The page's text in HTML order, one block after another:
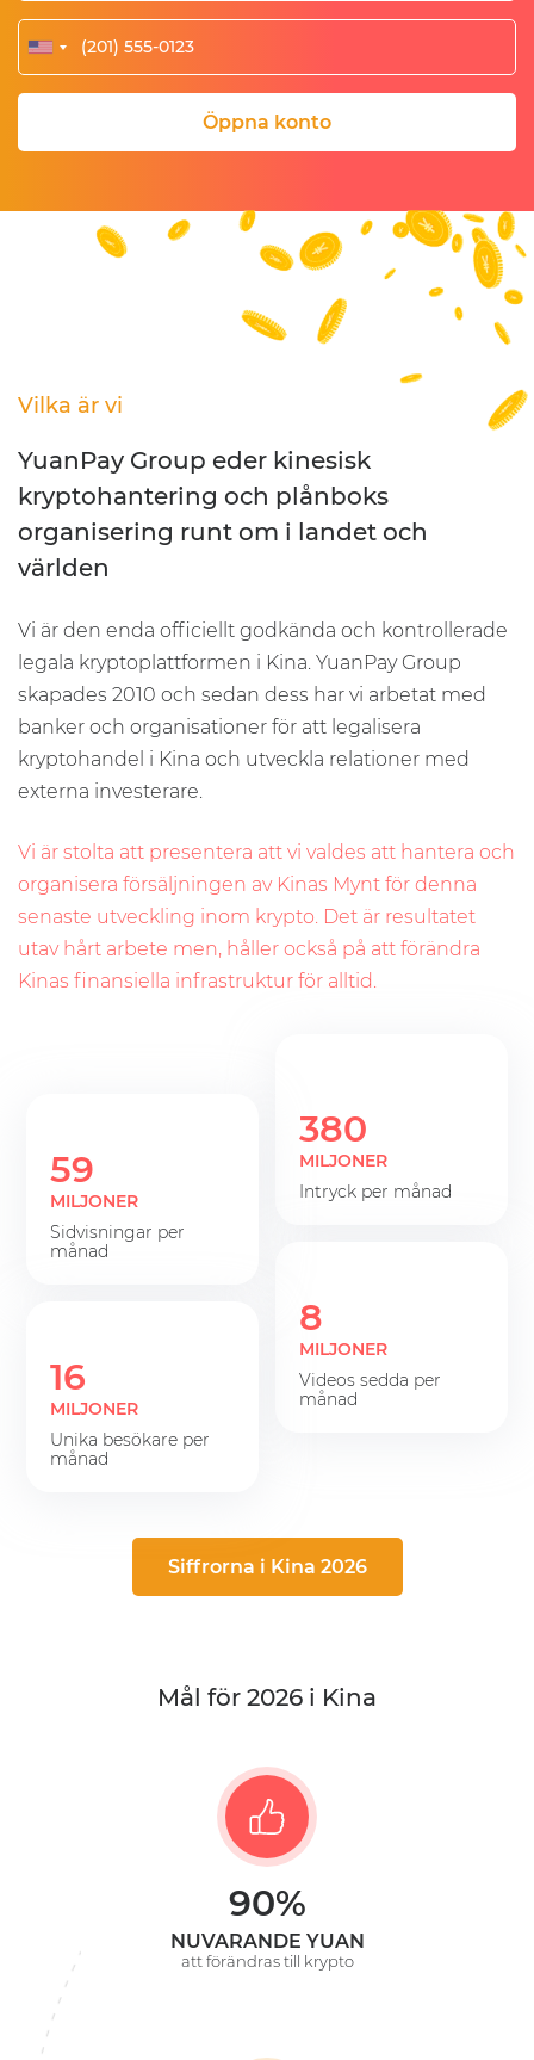
Öppna konto
Vilka är vi
YuanPay Group eder kinesisk
kryptohantering och plånboks
organisering runt om i landet och
världen
Vi är den enda officiellt godkända och kontrollerade
legala kryptoplattformen i Kina. YuanPay Group
skapades 2010 och sedan dess har vi arbetat med
banker och organisationer för att legalisera
kryptohandel i Kina och utveckla relationer med
externa investerare.
Vi är stolta att presentera att vi valdes att hantera och
organisera försäljningen av Kinas Mynt för denna
senaste utveckling inom krypto. Det är resultatet
utav hårt arbete men, håller också på att förändra
Kinas finansiella infrastruktur för alltid.
Siffrorna i Kina 2026
59
MILJONER
sidvisningar per
månad
380
MILJONER
intryck per månad
16
MILJONER
unika besökare per
månad
8
MILJONER
videos sedda per
månad
Mål för 2026 i Kina
90%
NUVARANDE YUAN
att förändras till krypto